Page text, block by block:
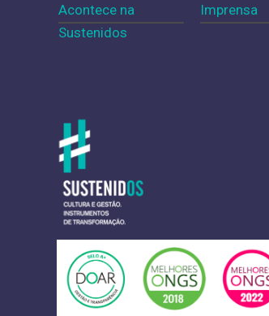
Acontece na
Sustenidos
Imprensa